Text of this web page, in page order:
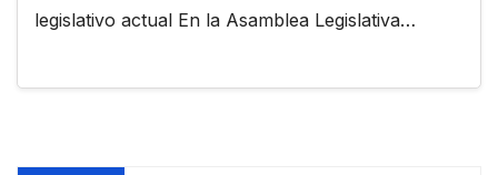
legislativo actual En la Asamblea Legislativa…